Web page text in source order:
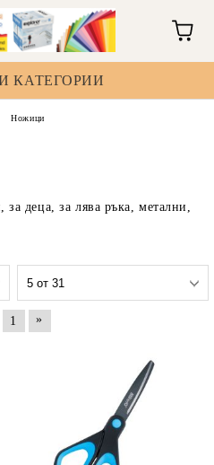
КАТЕГОРИИ
Ножици
деца, за лява ръка, метални,
1 »